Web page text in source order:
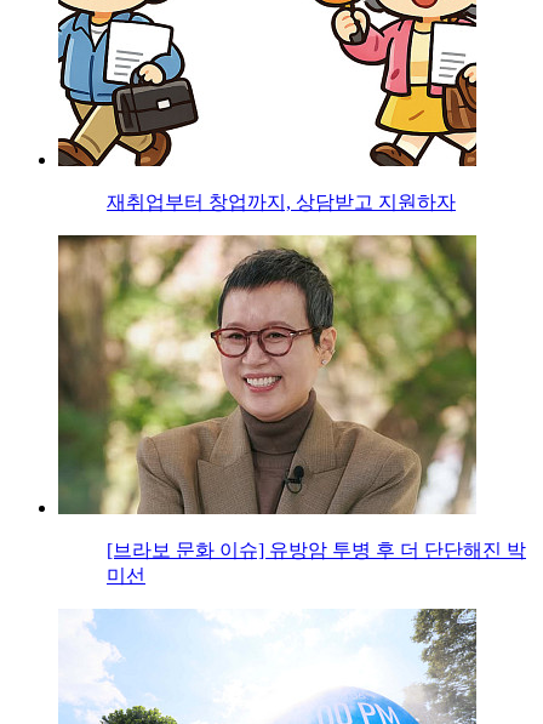
재취업부터 창업까지, 상담받고 지원하자
[브라보 문화 이슈] 유방암 투병 후 더 단단해진 박
미선